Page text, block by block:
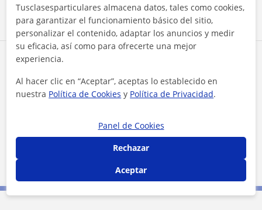
Zona de Skye Sofía
Localidades a las que se desplaza para dar clase
Pozuelo de Alarcón
Madrid (Ciudad)
Tusclasesparticulares almacena datos, tales como cookies,
para garantizar el funcionamiento básico del sitio,
personalizar el contenido, adaptar los anuncios y medir
su eficacia, así como para ofrecerte una mejor
experiencia.
Al hacer clic en “Aceptar”, aceptas lo establecido en
nuestra Política de Cookies y Política de Privacidad.
Panel de Cookies
Rechazar
Aceptar